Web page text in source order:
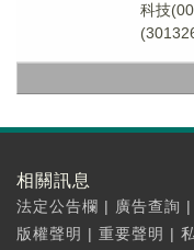
科技
相關訊息
法定公告欄 | 廣告查詢 |
版權聲明 | 重要聲明 |